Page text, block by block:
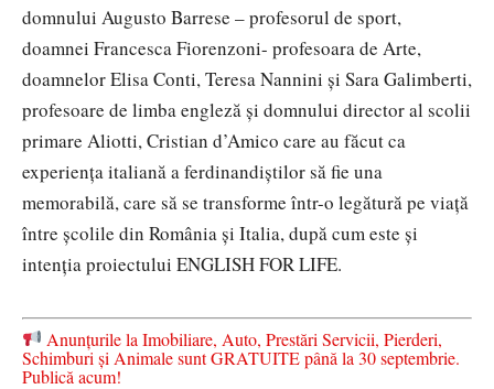
domnului Augusto Barrese – profesorul de sport,
doamnei Francesca Fiorenzoni- profesoara de Arte,
doamnelor Elisa Conti, Teresa Nannini și Sara Galimberti,
profesoare de limba engleză și domnului director al scolii
primare Aliotti, Cristian d’Amico care au făcut ca
experiența italiană a ferdinandiștilor să fie una
memorabilă, care să se transforme într-o legătură pe viață
între școlile din România și Italia, după cum este și
intenția proiectului ENGLISH FOR LIFE.
Anunțurile la Imobiliare, Auto, Prestări Servicii, Pierderi,
Schimburi și Animale sunt GRATUITE până la 30 septembrie.
Publică acum!